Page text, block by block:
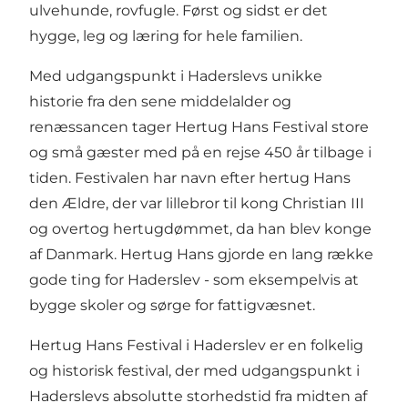
ulvehunde, rovfugle. Først og sidst er det
hygge, leg og læring for hele familien.
Med udgangspunkt i Haderslevs unikke
historie fra den sene middelalder og
renæssancen tager Hertug Hans Festival store
og små gæster med på en rejse 450 år tilbage i
tiden. Festivalen har navn efter hertug Hans
den Ældre, der var lillebror til kong Christian III
og overtog hertugdømmet, da han blev konge
af Danmark. Hertug Hans gjorde en lang række
gode ting for Haderslev - som eksempelvis at
bygge skoler og sørge for fattigvæsnet.
Hertug Hans Festival i Haderslev er en folkelig
og historisk festival, der med udgangspunkt i
Haderslevs absolutte storhedstid fra midten af